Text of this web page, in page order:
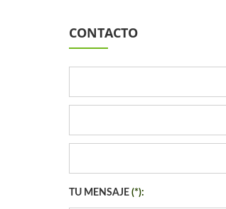
CONTACTO
TU MENSAJE (*):